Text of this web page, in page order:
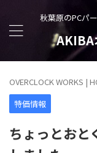
秋葉原のPCパ
AKIBA
OVERCLOCK WORKS |
特価情報
ちょっとおと